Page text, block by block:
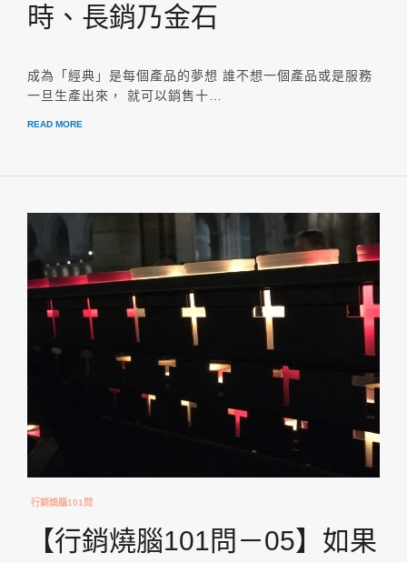
時、長銷乃金石
成為「經典」是每個產品的夢想 誰不想一個產品或是服務
一旦生產出來， 就可以銷售十…
READ MORE
行銷燒腦101問
【行銷燒腦101問－05】如果